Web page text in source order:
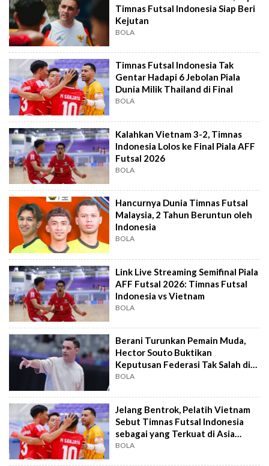
Timnas Futsal Indonesia Siap Beri
Kejutan
BOLA
Timnas Futsal Indonesia Tak
Gentar Hadapi 6 Jebolan Piala
Dunia Milik Thailand di Final
BOLA
Kalahkan Vietnam 3-2, Timnas
Indonesia Lolos ke Final Piala AFF
Futsal 2026
BOLA
Hancurnya Dunia Timnas Futsal
Malaysia, 2 Tahun Beruntun oleh
Indonesia
BOLA
Link Live Streaming Semifinal Piala
AFF Futsal 2026: Timnas Futsal
Indonesia vs Vietnam
BOLA
Berani Turunkan Pemain Muda,
Hector Souto Buktikan
Keputusan Federasi Tak Salah di
Piala AFF Futsal
BOLA
Jelang Bentrok, Pelatih Vietnam
Sebut Timnas Futsal Indonesia
sebagai yang Terkuat di Asia
Tenggara
BOLA